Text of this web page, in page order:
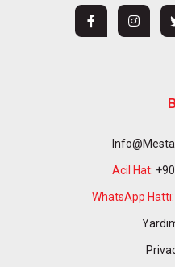
Acil Hat:
WhatsApp Hattı: